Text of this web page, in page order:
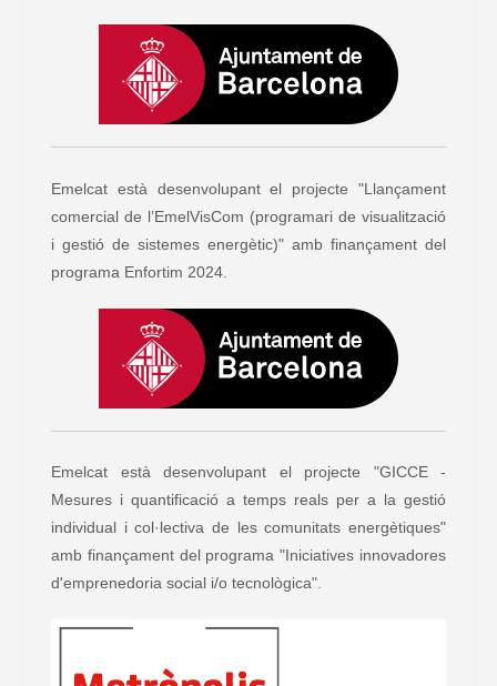
Emelcat està desenvolupant el projecte "Llançament
comercial de l’EmelVisCom (programari de visualització
i gestió de sistemes energètic)" amb finançament del
programa Enfortim 2024.
Emelcat està desenvolupant el projecte "GICCE -
Mesures i quantificació a temps reals per a la gestió
individual i col·lectiva de les comunitats energètiques"
amb finançament del programa "Iniciatives innovadores
d'emprenedoria social i/o tecnològica".